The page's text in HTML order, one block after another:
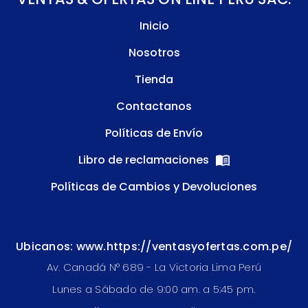
Inicio
Nosotros
Tienda
Contactanos
Políticas de Envío
Libro de reclamaciones
Políticas de Cambios y Devoluciones
Ubicanos: www.https://ventasyofertas.com.pe/
Av. Canadá N° 689 - La Victoria Lima Perú
Lunes a Sábado de 9:00 am. a 5:45 pm.